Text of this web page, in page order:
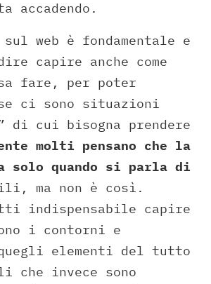
accadendo.
web è fondamentale e
capire anche come
fare, per poter
se ci sono situazioni
di cui bisogna prendere
molti pensano che la
solo quando si parla di
ma non è così.
indispensabile capire
i contorni e
elementi del tutto
che invece sono